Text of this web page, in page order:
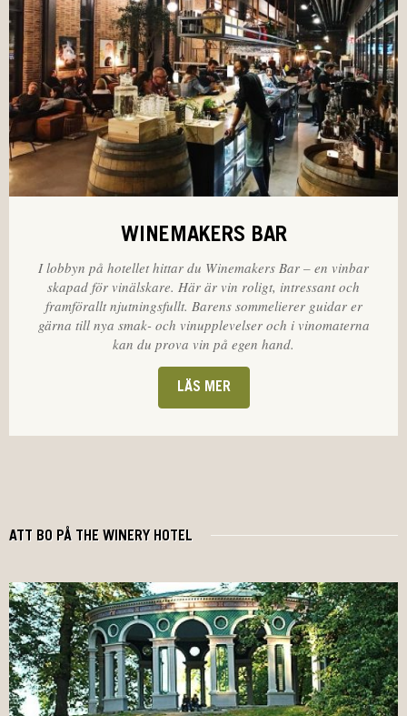
WINEMAKERS BAR
I lobbyn på hotellet hittar du Winemakers Bar – en vinbar
skapad för vinälskare. Här är vin roligt, intressant och
framförallt njutningsfullt. Barens sommelierer guidar er
gärna till nya smak- och vinupplevelser och i vinomaterna
kan du prova vin på egen hand.
LÄS MER
ATT BO PÅ THE WINERY HOTEL